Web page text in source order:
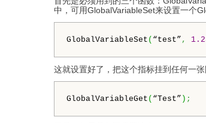
中，可用GlobalVariableSet来设置一个
GlobalVariableSet ( “test” ,
这就设置好了，把这个指标挂到任何一
GlobalVariableGet ( “Test” ) ;